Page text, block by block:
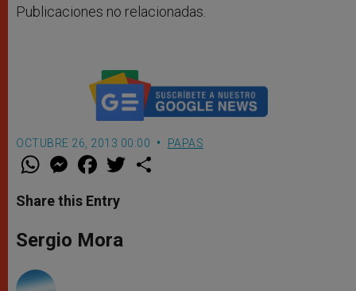
Publicaciones no relacionadas.
OCTUBRE 26, 2013 00:00 PAPAS
W
t
s
p
p
M
e
s
e
g
e
F
a
e
b
o
k
w
Share this Entry
Sergio Mora